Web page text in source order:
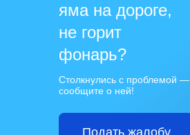
яма на дороге,
не горит
фонарь?
Столкнулись с проблемой —
сообщите о ней!